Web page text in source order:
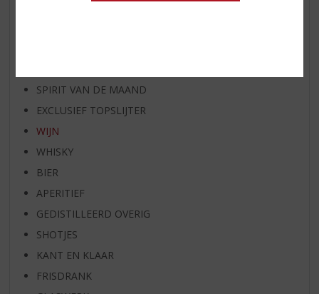
SPIRIT VAN DE MAAND
EXCLUSIEF TOPSLIJTER
WIJN
WHISKY
BIER
APERITIEF
GEDISTILLEERD OVERIG
SHOTJES
KANT EN KLAAR
FRISDRANK